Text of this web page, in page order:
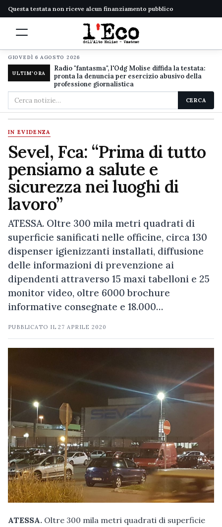
Questa testata non riceve alcun finanziamento pubblico
GIOVEDÌ 6 AGOSTO 2026
ULTIM'ORA
Radio "fantasma", l'Odg Molise diffida la testata:
pronta la denuncia per esercizio abusivo della
professione giornalistica
Cerca
nel
sito
CERCA
IN EVIDENZA
Sevel, Fca: “Prima di tutto
pensiamo a salute e
sicurezza nei luoghi di
lavoro”
ATESSA. Oltre 300 mila metri quadrati di
superficie sanificati nelle officine, circa 130
dispenser igienizzanti installati, diffusione
delle informazioni di prevenzione ai
dipendenti attraverso 15 maxi tabelloni e 25
monitor video, oltre 6000 brochure
informative consegnate e 18.000…
PUBBLICATO IL27 APRILE 2020
ATESSA. Oltre 300 mila metri quadrati di superficie